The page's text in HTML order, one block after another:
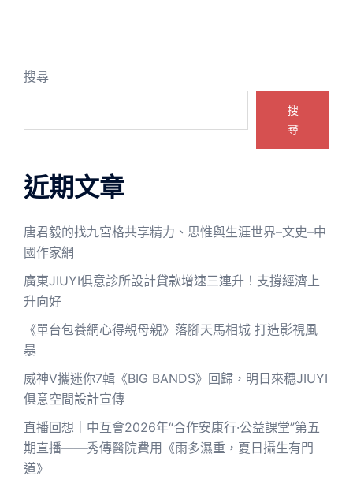
搜尋
搜
尋
近期文章
唐君毅的找九宮格共享精力、思惟與生涯世界–文史–中
國作家網
廣東JIUYI俱意診所設計貸款增速三連升！支撐經濟上
升向好
《單台包養網心得親母親》落腳天馬相城 打造影視風
暴
威神V攜迷你7輯《BIG BANDS》回歸，明日來穗JIUYI
俱意空間設計宣傳
直播回想｜中互會2026年“合作安康行·公益課堂”第五
期直播——秀傳醫院費用《雨多濕重，夏日攝生有門
道》